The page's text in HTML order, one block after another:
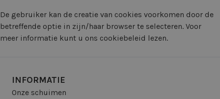
De gebruiker kan de creatie van cookies voorkomen door de
betreffende optie in zijn/haar browser te selecteren. Voor
meer informatie kunt u ons cookiebeleid lezen.
INFORMATIE
Onze schuimen